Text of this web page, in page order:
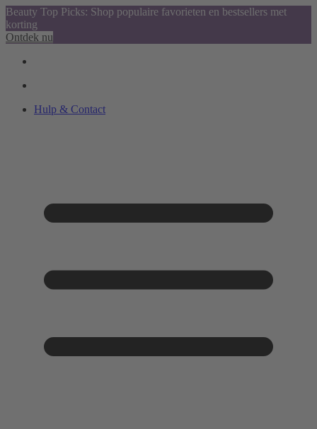
Beauty Top Picks: Shop populaire favorieten en bestsellers met
korting
Ontdek nu
Hulp & Contact